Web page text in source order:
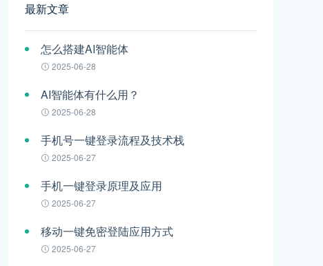
最新文章
怎么搭建AI智能体
2025-06-28
AI智能体有什么用？
2025-06-28
手机号一键登录流程及技术栈
2025-06-27
手机一键登录原理及应用
2025-06-27
移动一键免密登陆应用方式
2025-06-27